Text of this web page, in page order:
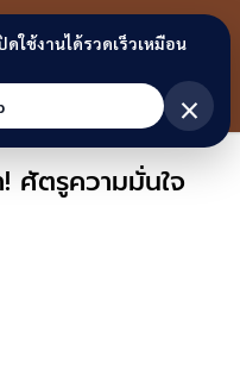
นแก่น
ลิงก์
ศัตรูความมั่นใจ
ใช้งานได้รวดเร็วเหมือน
×